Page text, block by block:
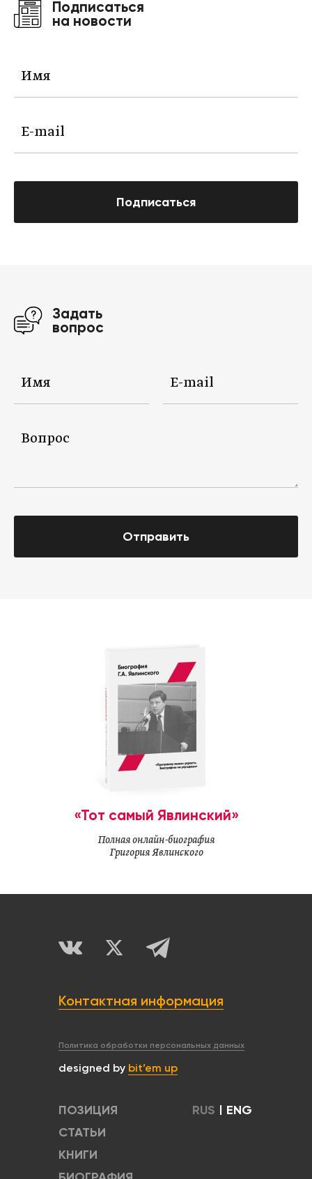
Подписаться
на новости
Подписаться
Задать
вопрос
Отправить
«Тот самый Явлинский»
Полная онлайн-биография
Григория Явлинского
Контактная информация
Политика обработки персональных данных
designed by bit’em up
ПОЗИЦИЯ
СТАТЬИ
КНИГИ
RUS | ENG